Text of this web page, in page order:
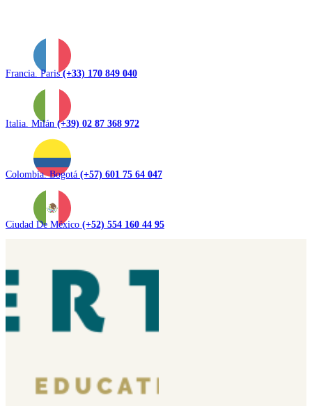
Francia. Paris(+33) 170 849 040
Italia. Milán (+39) 02 87 368 972
Colombia. Bogotá (+57) 601 75 64 047
Ciudad De México (+52) 554 160 44 95